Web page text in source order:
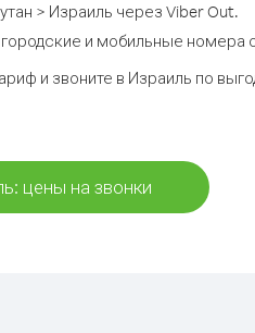
> Израиль через Viber Out.
и мобильные номера
и звоните в Израиль по
цены на звонки